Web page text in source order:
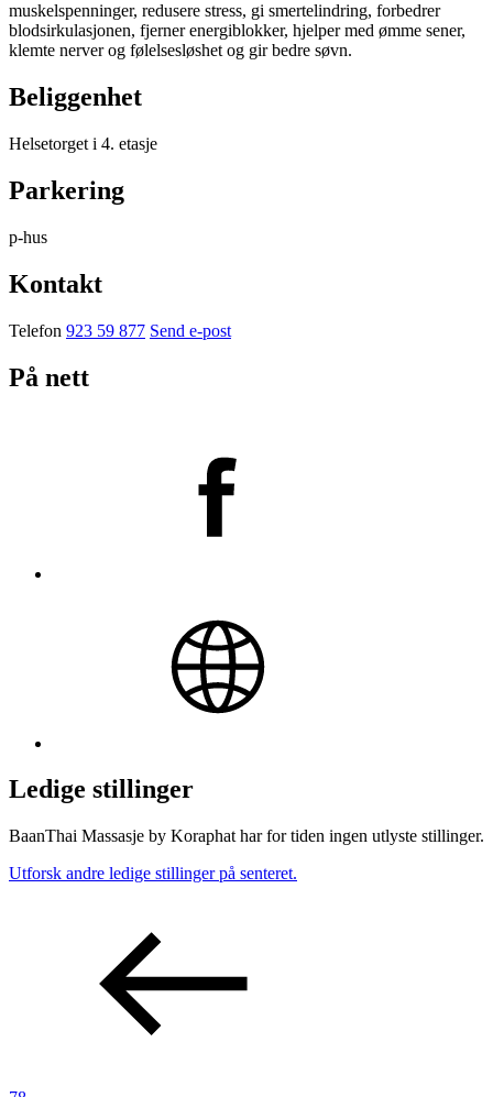
muskelspenninger, redusere stress, gi smertelindring, forbedrer
blodsirkulasjonen, fjerner energiblokker, hjelper med ømme sener,
klemte nerver og følelsesløshet og gir bedre søvn.
Beliggenhet
Helsetorget i 4. etasje
Parkering
p-hus
Kontakt
Telefon 923 59 877 Send e-post
På nett
Ledige stillinger
BaanThai Massasje by Koraphat har for tiden ingen utlyste stillinger.
Utforsk andre ledige stillinger på senteret.